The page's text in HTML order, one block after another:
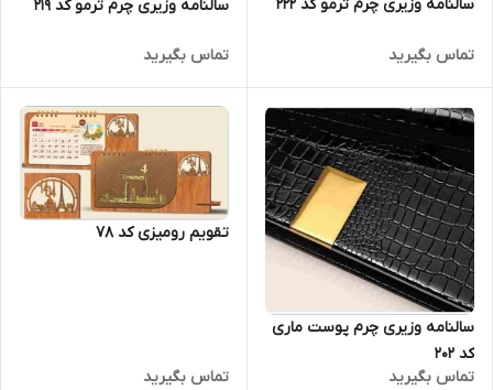
سالنامه وزیری چرم ترمو کد 222
تماس بگیرید
سالنامه وزیری چرم ترمو کد 219
تماس بگیرید
سالنامه وزیری چرم پوست ماری
کد 202
تماس بگیرید
تقویم رومیزی کد 78
تماس بگیرید